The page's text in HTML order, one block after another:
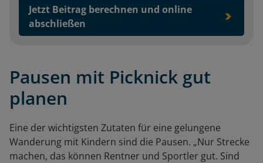
Jetzt Beitrag berechnen und online
abschließen
Pausen mit Picknick gut
planen
Eine der wichtigsten Zutaten für eine gelungene
Wanderung mit Kindern sind die Pausen. „Nur Strecke
machen, das können Rentner und Sportler gut. Sind